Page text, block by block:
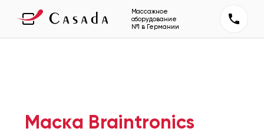
Массажное
оборудование
№1 в Германии
Маска Braintronics